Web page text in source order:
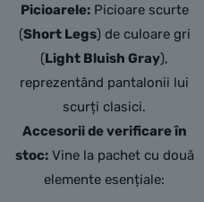
Picioarele:Picioare scurte
(Short Legs) de culoare gri
(Light Bluish Gray),
reprezentând pantalonii lui
scurți clasici.
Accesorii de verificare în
stoc:Vine la pachet cu două
elemente esențiale: